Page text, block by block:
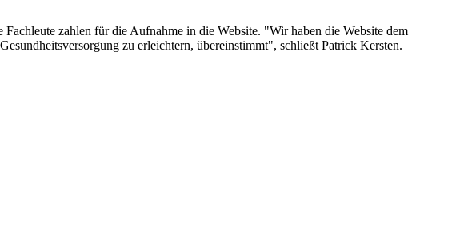
zahlen für die Aufnahme in die Website. "Wir haben die Website dem
zu erleichtern, übereinstimmt", schließt Patrick Kersten.